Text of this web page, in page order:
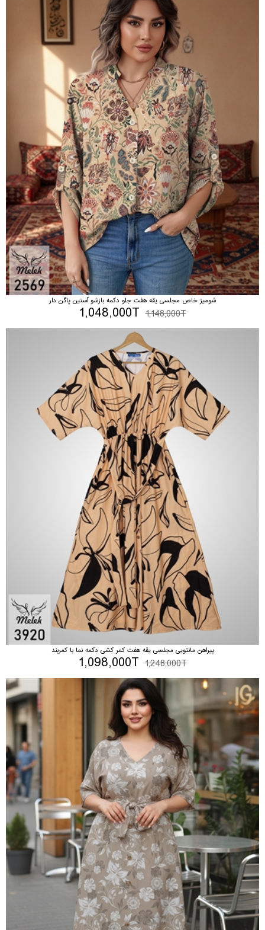
شومیز خاص مجلسی یقه هفت جلو دکمه بازشو آستین پاگن دار
1,148,000T
1,048,000T
پیراهن مانتویی مجلسی یقه هفت کمر کشی دکمه نما با کمربند
1,248,000T
1,098,000T